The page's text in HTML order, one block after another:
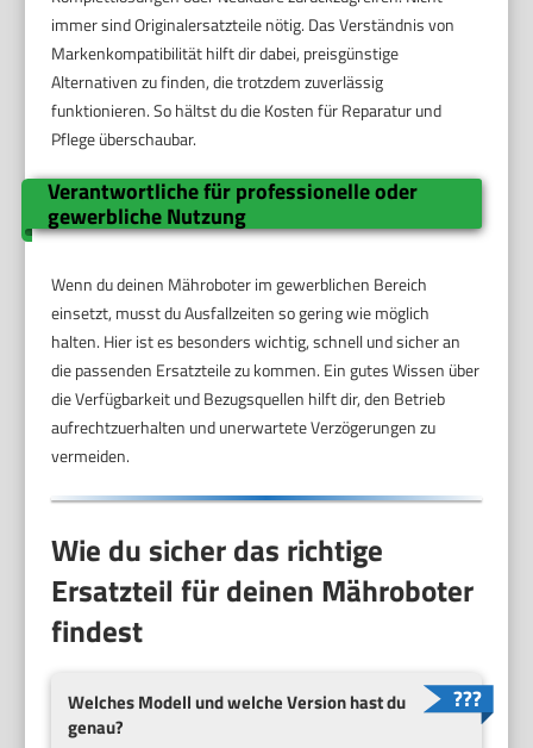
immer sind Originalersatzteile nötig. Das Verständnis von
Markenkompatibilität hilft dir dabei, preisgünstige
Alternativen zu finden, die trotzdem zuverlässig
funktionieren. So hältst du die Kosten für Reparatur und
Pflege überschaubar.
Verantwortliche für professionelle oder
gewerbliche Nutzung
Wenn du deinen Mähroboter im gewerblichen Bereich
einsetzt, musst du Ausfallzeiten so gering wie möglich
halten. Hier ist es besonders wichtig, schnell und sicher an
die passenden Ersatzteile zu kommen. Ein gutes Wissen über
die Verfügbarkeit und Bezugsquellen hilft dir, den Betrieb
aufrechtzuerhalten und unerwartete Verzögerungen zu
vermeiden.
Wie du sicher das richtige
Ersatzteil für deinen Mähroboter
findest
Welches Modell und welche Version hast du
genau?